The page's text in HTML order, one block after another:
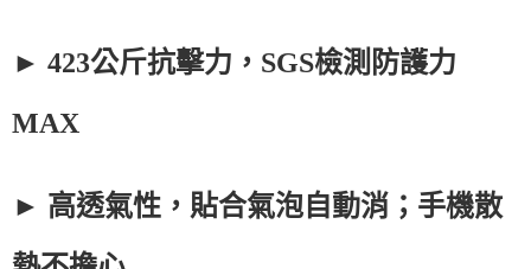
► 423公斤抗擊力，SGS檢測防護力
MAX
► 高透氣性，貼合氣泡自動消；手機散